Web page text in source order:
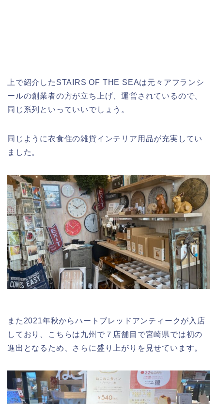
上で紹介したSTAIRS OF THE SEAは元々アフランシ
ールの創業者の方が立ち上げ、運営されているので、
同じ系列といっていいでしょう。
同じように衣食住の雑貨インテリア用品が充実してい
ました。
また2021年秋からハートブレッドアンティークが入店
しており、こちらは九州で７店舗目で宮崎県では初の
進出となるため、さらに盛り上がりを見せています。